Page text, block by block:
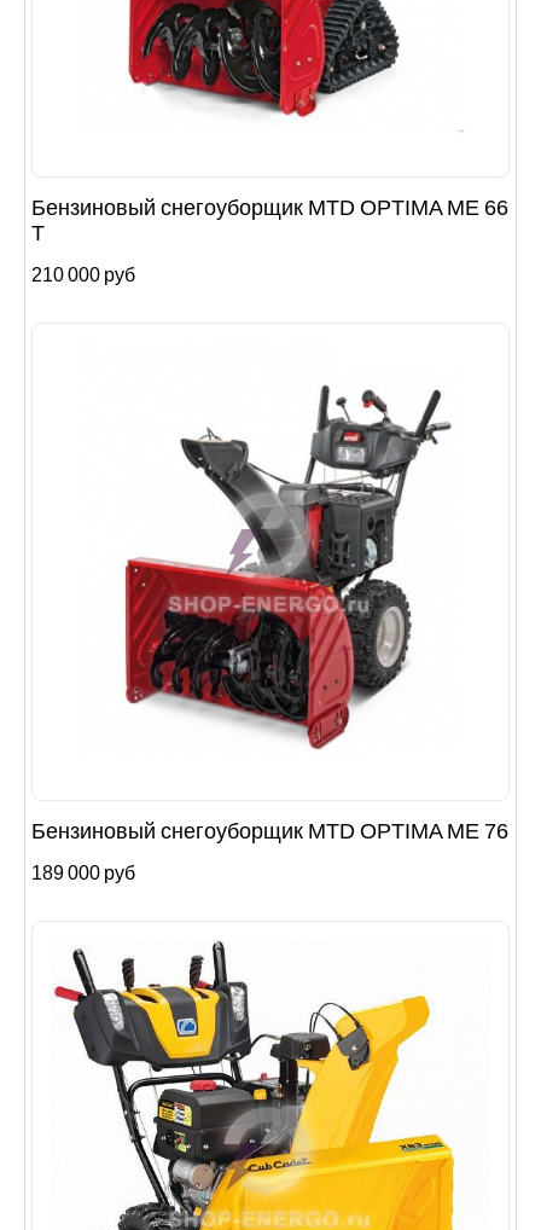
Бензиновый снегоуборщик MTD OPTIMA ME 66
T
210 000 руб
Бензиновый снегоуборщик MTD OPTIMA ME 76
189 000 руб